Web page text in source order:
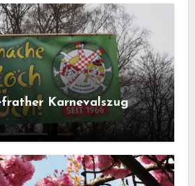
Karnevalszug